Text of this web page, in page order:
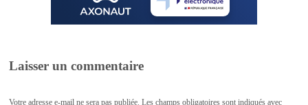
Laisser un commentaire
Votre adresse e-mail ne sera pas publiée. Les champs obligatoires sont indiqués avec